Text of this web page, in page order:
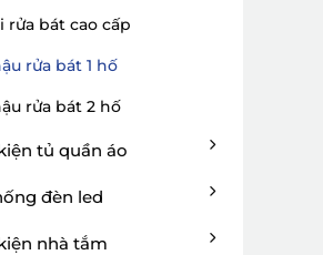
rửa bát cao cấp
rửa bát 1 hố
rửa bát 2 hố
tủ quần áo
đèn led
nhà tắm